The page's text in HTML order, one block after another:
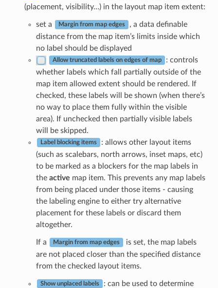
(placement, visibility…) in the layout map item extent:
set a Margin from map edges
, a data definable
distance from the map item’s limits inside which
no label should be displayed
Allow truncated labels on edges of map
: controls
whether labels which fall partially outside of the
map item allowed extent should be rendered. If
checked, these labels will be shown (when there’s
no way to place them fully within the visible
area). If unchecked then partially visible labels
will be skipped.
Label blocking items
: allows other layout items
(such as scalebars, north arrows, inset maps, etc)
to be marked as a blockers for the map labels in
the active map item. This prevents any map labels
from being placed under those items - causing
the labeling engine to either try alternative
placement for these labels or discard them
altogether.
If a Margin from map edges
is set, the map labels
are not placed closer than the specified distance
from the checked layout items.
Show unplaced labels
: can be used to determine